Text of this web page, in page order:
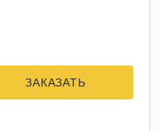
ЗАКАЗАТЬ